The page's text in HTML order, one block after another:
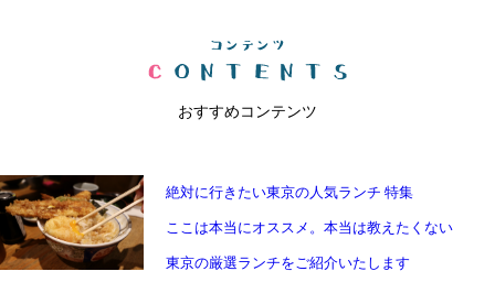
おすすめコンテンツ
絶対に行きたい東京の人気ランチ 特集
ここは本当にオススメ。本当は教えたくない
東京の厳選ランチをご紹介いたします